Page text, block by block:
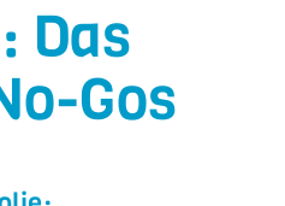
Das
Gos